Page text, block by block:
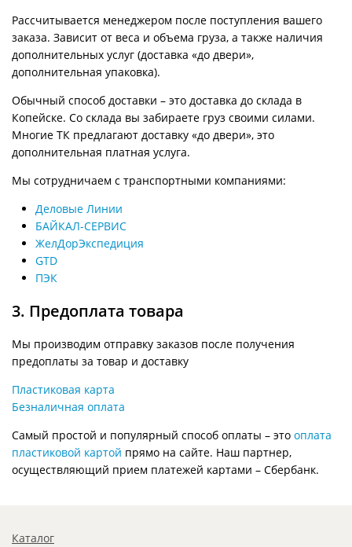
Рассчитывается менеджером после поступления вашего
заказа. Зависит от веса и объема груза, а также наличия
дополнительных услуг (доставка «до двери»,
дополнительная упаковка).
Обычный способ доставки – это доставка до склада в
Копейске. Со склада вы забираете груз своими силами.
Многие ТК предлагают доставку «до двери», это
дополнительная платная услуга.
Мы сотрудничаем с транспортными компаниями:
Деловые Линии
БАЙКАЛ-СЕРВИС
ЖелДорЭкспедиция
GTD
ПЭК
3. Предоплата товара
Мы производим отправку заказов после получения
предоплаты за товар и доставку
Пластиковая карта
Безналичная оплата
Самый простой и популярный способ оплаты – это оплата
пластиковой картой прямо на сайте. Наш партнер,
осуществляющий прием платежей картами – Сбербанк.
Каталог